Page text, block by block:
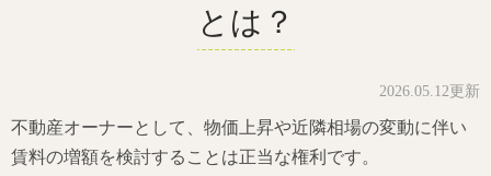
とは？
2026.05.12更新
不動産オーナーとして、物価上昇や近隣相場の変動に伴い
賃料の増額を検討することは正当な権利です。